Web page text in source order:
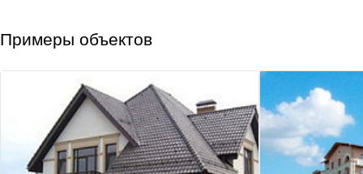
Примеры объектов